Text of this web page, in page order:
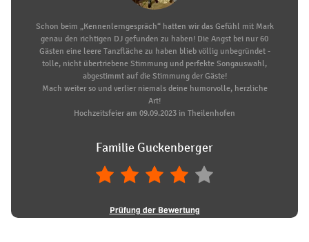
Schon beim „Kennenlerngespräch“ hatten wir das Gefühl mit Mark
genau den richtigen DJ gefunden zu haben! Die Angst bei nur 60
Gästen eine leere Tanzfläche zu haben blieb völlig unbegründet -
tolle, nicht übertriebene Stimmung und perfekte Songauswahl,
abgestimmt auf die Stimmung der Gäste!
Mach weiter so und verlier niemals deine humorvolle, herzliche
Art!
Hochzeitsfeier am 09.09.2023 in Theilenhofen
Familie Guckenberger
Prüfung der Bewertung